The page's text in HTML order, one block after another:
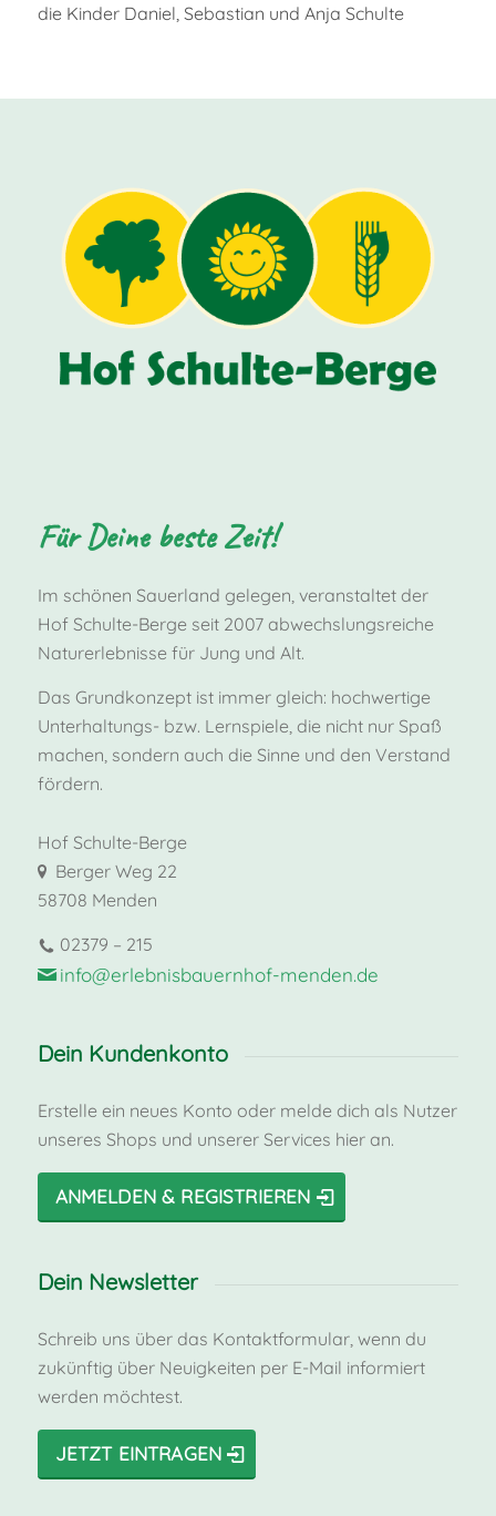
die Kinder Daniel, Sebastian und Anja Schulte
Für Deine beste Zeit!
Im schönen Sauerland gelegen, veranstaltet der
Hof Schulte-Berge seit 2007 abwechslungsreiche
Naturerlebnisse für Jung und Alt.
Das Grundkonzept ist immer gleich: hochwertige
Unterhaltungs- bzw. Lernspiele, die nicht nur Spaß
machen, sondern auch die Sinne und den Verstand
fördern.
Hof Schulte-Berge
Berger Weg 22
58708 Menden
02379 – 215
info@erlebnisbauernhof-menden.de
Dein Kundenkonto
Erstelle ein neues Konto oder melde dich als Nutzer
unseres Shops und unserer Services hier an.
ANMELDEN & REGISTRIEREN
Dein Newsletter
Schreib uns über das Kontaktformular, wenn du
zukünftig über Neuigkeiten per E-Mail informiert
werden möchtest.
JETZT EINTRAGEN